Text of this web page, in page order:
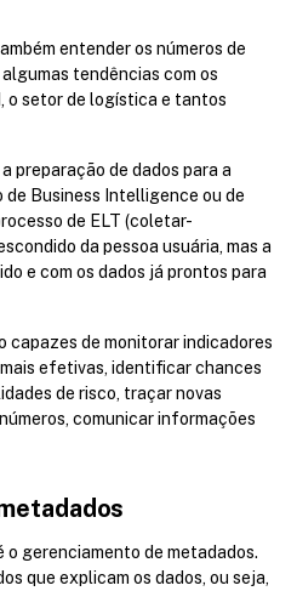
entender os números de
tendências com os
o setor de logística e tantos
preparação de dados para a
Business Intelligence ou de
de ELT (coletar-
da pessoa usuária, mas a
e com os dados já prontos para
capazes de monitorar indicadores
efetivas, identificar chances
de risco, traçar novas
comunicar informações
gerenciamento de metadados.
que explicam os dados, ou seja,